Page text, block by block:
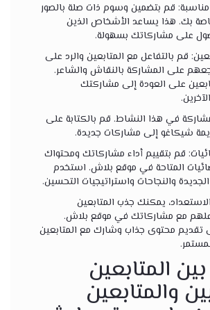
قم بتضمين وسوم ذات صلة بالصور
بك. هذا يساعد الأشخاص الذين
على مشاركاتك بسهولة.
قم بالتفاعل مع المتابعين والرد على
على المشاركة بالنقاش والشاعر.
على العودة إلى مشاركتك
في هذا النشاط. قم بالكتابة على
شيكاغو إلى مشاركات جديدة.
قم بتقييم أداء مشاركاتك ومحتواك
المتاحة في موقع بلاش. استخدم
والنجاحات واستراتيجيات التحسين.
يمكنك جذب المتابعين
مع مشاركاتك في موقع بلاش.
تقديم محتوى جذاب وشارك مع المتابعين
المتابعين
والمتابعين